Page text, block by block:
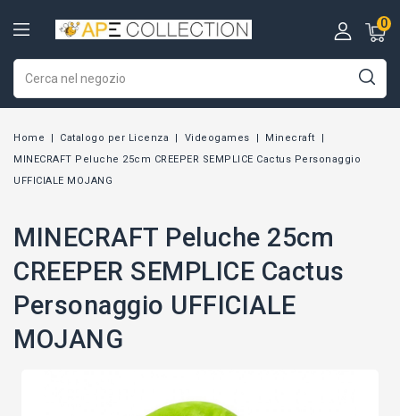
0
Home Catalogo per Licenza Videogames
Minecraft
MINECRAFT Peluche 25cm CREEPER SEMPLICE Cactus Personaggio
UFFICIALE MOJANG
MINECRAFT Peluche 25cm
CREEPER SEMPLICE Cactus
Personaggio UFFICIALE
MOJANG